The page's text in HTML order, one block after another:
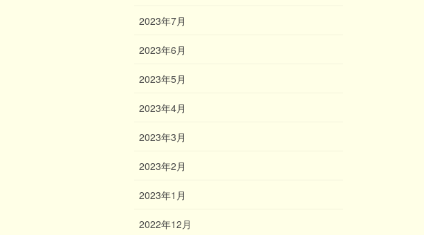
2023年7月
2023年6月
2023年5月
2023年4月
2023年3月
2023年2月
2023年1月
2022年12月